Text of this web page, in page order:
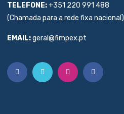
TELEFONE:+351 220 991 488
(Chamada para a rede fixa nacional)
EMAIL:geral@fimpex.pt